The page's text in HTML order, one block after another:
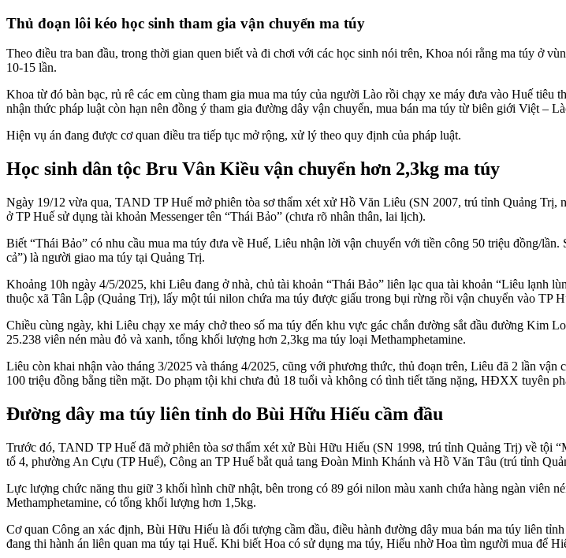
Thủ đoạn lôi kéo học sinh tham gia vận chuyển ma túy
Theo điều tra ban đầu, trong thời gian quen biết và đi chơi với các học sinh nói trên, Khoa nói rằng ma túy ở
10-15 lần.
Khoa từ đó bàn bạc, rủ rê các em cùng tham gia mua ma túy của người Lào rồi chạy xe máy đưa vào Huế
nhận thức pháp luật còn hạn nên đồng ý tham gia đường dây vận chuyển, mua bán ma túy từ biên giới Việt –
Hiện vụ án đang được cơ quan điều tra tiếp tục mở rộng, xử lý theo quy định của pháp luật.
Học sinh dân tộc Bru Vân Kiều vận chuyển hơn 2,3kg ma túy
Ngày 19/12 vừa qua, TAND TP Huế mở phiên tòa sơ thẩm xét xử Hồ Văn Liêu (SN 2007, trú tỉnh Quảng
ở TP Huế sử dụng tài khoản Messenger tên “Thái Bảo” (chưa rõ nhân thân, lai lịch).
Biết “Thái Bảo” có nhu cầu mua ma túy đưa về Huế, Liêu nhận lời vận chuyển với tiền công 50 triệu đồng/
cả”) là người giao ma túy tại Quảng Trị.
Khoảng 10h ngày 4/5/2025, khi Liêu đang ở nhà, chủ tài khoản “Thái Bảo” liên lạc qua tài khoản “Liêu lạnh
thuộc xã Tân Lập (Quảng Trị), lấy một túi nilon chứa ma túy được giấu trong bụi rừng rồi vận chuyển vào TP
Chiều cùng ngày, khi Liêu chạy xe máy chở theo số ma túy đến khu vực gác chắn đường sắt đầu đường Kim
25.238 viên nén màu đỏ và xanh, tổng khối lượng hơn 2,3kg ma túy loại Methamphetamine.
Liêu còn khai nhận vào tháng 3/2025 và tháng 4/2025, cũng với phương thức, thủ đoạn trên, Liêu đã 2 lần
100 triệu đồng bằng tiền mặt. Do phạm tội khi chưa đủ 18 tuổi và không có tình tiết tăng nặng, HĐXX tuyên
Đường dây ma túy liên tỉnh do Bùi Hữu Hiếu cầm đầu
Trước đó, TAND TP Huế đã mở phiên tòa sơ thẩm xét xử Bùi Hữu Hiếu (SN 1998, trú tỉnh Quảng Trị) về tội
tổ 4, phường An Cựu (TP Huế), Công an TP Huế bắt quả tang Đoàn Minh Khánh và Hồ Văn Tâu (trú tỉnh
Lực lượng chức năng thu giữ 3 khối hình chữ nhật, bên trong có 89 gói nilon màu xanh chứa hàng ngàn viên
Methamphetamine, có tổng khối lượng hơn 1,5kg.
Cơ quan Công an xác định, Bùi Hữu Hiếu là đối tượng cầm đầu, điều hành đường dây mua bán ma túy liên
đang thi hành án liên quan ma túy tại Huế. Khi biết Hoa có sử dụng ma túy, Hiếu nhờ Hoa tìm người mua để